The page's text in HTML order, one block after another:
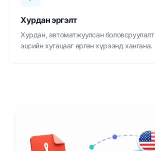
Хурдан эргэлт
Хурдан, автоматжуулсан
эцсийн хугацааг өргөн хүрээнд хангана.